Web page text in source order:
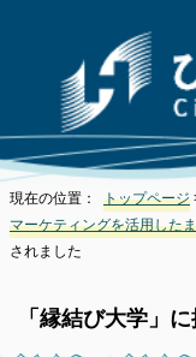
現在の位置： トップページ
マーケティングを活用した
されました
「縁結び大学」